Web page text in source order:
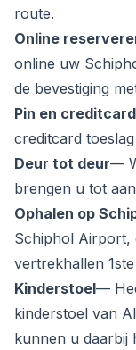
route.
Online
online uw
de bevestiging
Pin en creditcard
creditcard
Deur tot deur—
brengen u tot
Ophalen op
Schiphol Airport,
vertrekhallen 1ste
Kinderstoel—
kinderstoel van
kunnen u daarbij